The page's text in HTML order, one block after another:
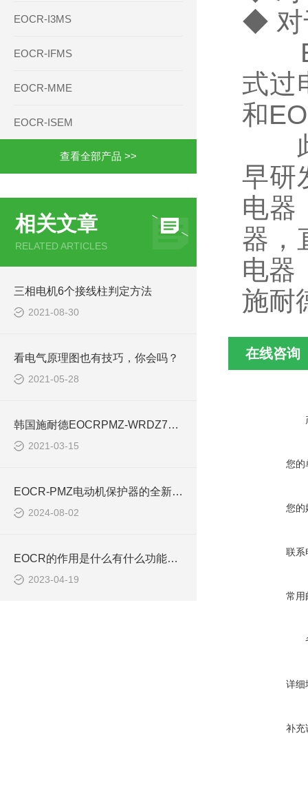
EOCR-I3MS
EOCR-IFMS
EOCR-MME
EOCR-ISEM
查看全部产品 >>
相关文章
RELATED ARTICLES
三相电机6个接线柱判定方法
2021-08-30
看电气原理图也有技巧，你会吗？
2021-05-28
韩国施耐德EOCRPMZ-WRDZ7W电动机保护继电器技术规范
2021-03-15
EOCR-PMZ电动机保护器的全新升级款简介
2024-08-02
EOCR的作用是什么有什么功能EOCR-PMZ PFZ
2023-04-19
◆ 对
式过
和
此
早研
电器
器，
电器
施耐
在线咨询
您的
您的
联系
常用
详细
补充